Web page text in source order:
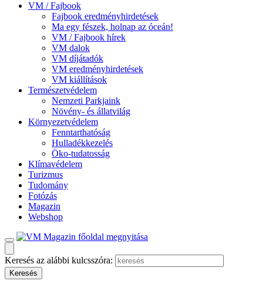
VM / Fajbook
Fajbook eredményhirdetések
Ma egy fészek, holnap az óceán!
VM / Fajbook hírek
VM dalok
VM díjátadók
VM eredményhirdetések
VM kiállítások
Természetvédelem
Nemzeti Parkjaink
Növény- és állatvilág
Környezetvédelem
Fenntarthatóság
Hulladékkezelés
Öko-tudatosság
Klímavédelem
Turizmus
Tudomány
Fotózás
Magazin
Webshop
Keresés az alábbi kulcsszóra: